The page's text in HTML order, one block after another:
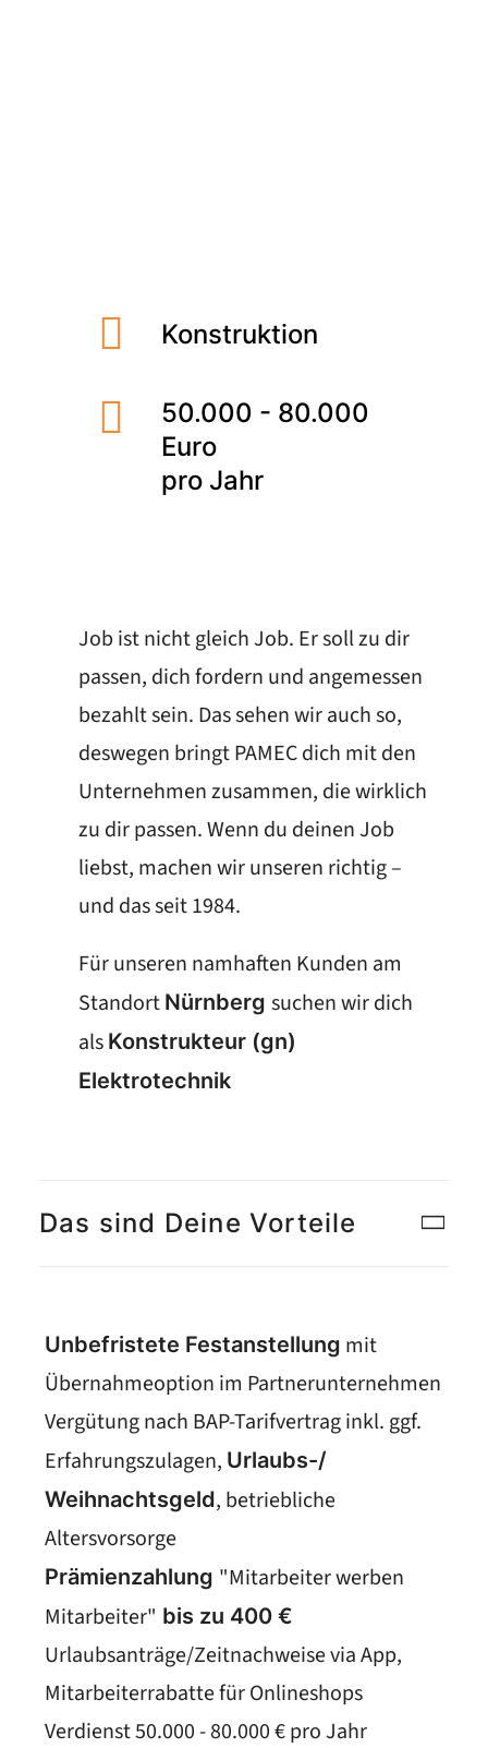
Konstruktion
50.000 - 80.000
Euro
pro Jahr
Job ist nicht gleich Job. Er soll zu dir
passen, dich fordern und angemessen
bezahlt sein. Das sehen wir auch so,
deswegen bringt PAMEC dich mit den
Unternehmen zusammen, die wirklich
zu dir passen. Wenn du deinen Job
liebst, machen wir unseren richtig –
und das seit 1984.
Für unseren namhaften Kunden am
Standort Nürnberg suchen wir dich
als Konstrukteur (gn)
Elektrotechnik
Das sind Deine Vorteile
Unbefristete Festanstellung mit
Übernahmeoption im Partnerunternehmen
Vergütung nach BAP-Tarifvertrag inkl. ggf.
Erfahrungszulagen, Urlaubs-/
Weihnachtsgeld, betriebliche
Altersvorsorge
Prämienzahlung "Mitarbeiter werben
Mitarbeiter" bis zu 400 €
Urlaubsanträge/Zeitnachweise via App,
Mitarbeiterrabatte für Onlineshops
Verdienst 50.000 - 80.000 € pro Jahr